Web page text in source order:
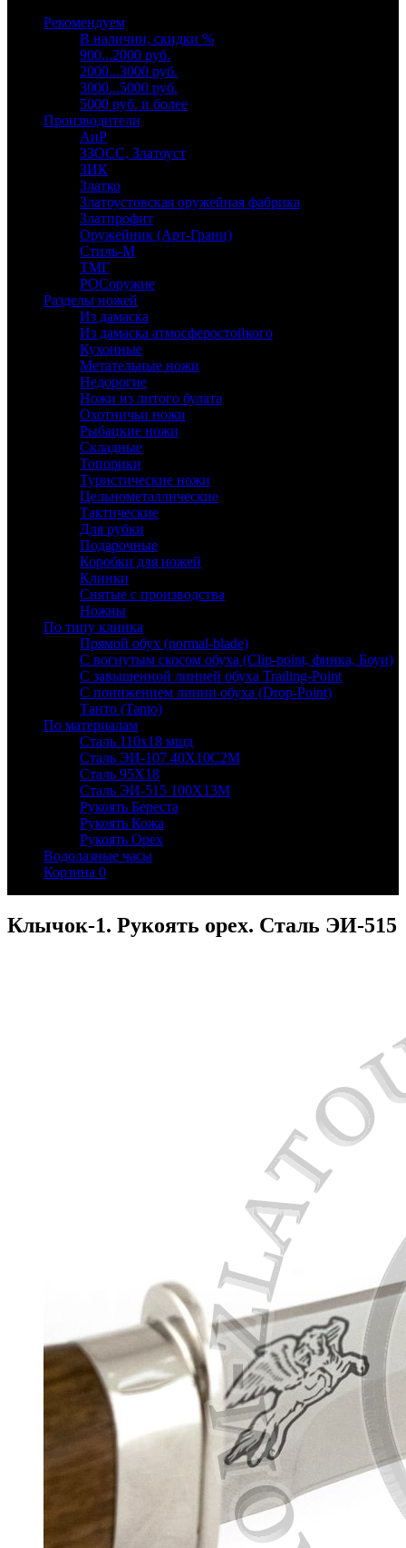
Рекомендуем
В наличии, скидки %
900...2000 руб.
2000...3000 руб.
3000...5000 руб.
5000 руб. и более
Производители
АиР
ЗЗОСС, Златоуст
ЗИК
Златко
Златоустовская оружейная фабрика
Златпрофит
Оружейник (Арт-Грани)
Стиль-М
ТМГ
РОСоружие
Разделы ножей
Из дамаска
Из дамаска атмосферостойкого
Кухонные
Метательные ножи
Недорогие
Ножи из литого булата
Охотничьи ножи
Рыбацкие ножи
Складные
Топорики
Туристические ножи
Цельнометаллические
Тактические
Для рубки
Подарочные
Коробки для ножей
Клинки
Снятые с производства
Ножны
По типу клинка
Прямой обух (normal-blade)
С вогнутым скосом обуха (Clip-point, финка, Боуи)
С завышенной линией обуха Trailing-Point
С понижением линии обуха (Drop-Point)
Танто (Tanto)
По материалам
Сталь 110х18 мшд
Сталь ЭИ-107 40Х10С2М
Сталь 95Х18
Сталь ЭИ-515 100Х13М
Рукоять Береста
Рукоять Кожа
Рукоять Орех
Водолазные часы
Корзина 0
Клычок-1. Рукоять орех. Сталь ЭИ-515